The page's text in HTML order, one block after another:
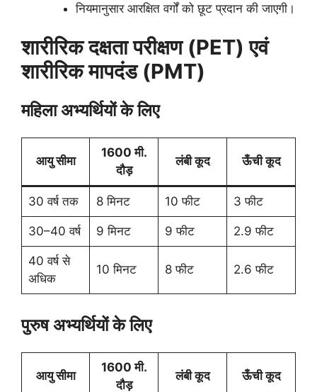
नियमानुसार आरक्षित वर्गों को छूट प्रदान की जाएगी।
शारीरिक दक्षता परीक्षण (PET) एवं
शारीरिक मापदंड (PMT)
महिला अभ्यर्थियों के लिए
आयु सीमा
1600 मी.
दौड़
लंबी कूद ऊँची कूद
30 वर्ष तक 8 मिनट 10 फीट 3 फीट
30–40 वर्ष 9 मिनट 9 फीट 2.9 फीट
40 वर्ष से
अधिक
10 मिनट 8 फीट 2.6 फीट
पुरुष अभ्यर्थियों के लिए
आयु सीमा
1600 मी.
दौड़
लंबी कूद ऊँची कूद